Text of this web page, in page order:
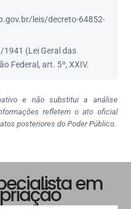
leis/decreto-64852-
1941 (Lei Geral das
Federal, art. 5º, XXIV.
e não substitui a análise
refletem o ato oficial
posteriores do Poder Público.
em